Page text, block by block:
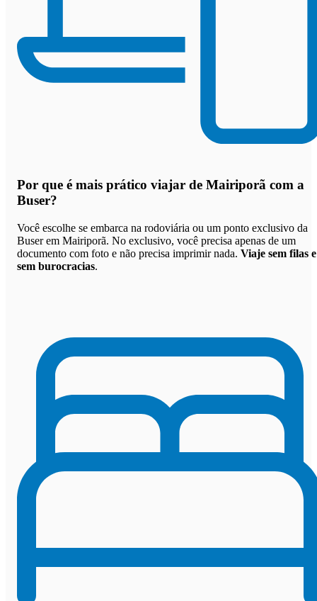
Por que é mais prático viajar de Mairiporã com a
Buser?
Você escolhe se embarca na rodoviária ou um ponto exclusivo da
Buser em Mairiporã. No exclusivo, você precisa apenas de um
documento com foto e não precisa imprimir nada. Viaje sem filas e
sem burocracias.